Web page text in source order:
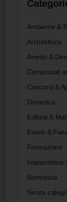
Ambiente &
Architettura
Arredo &
Comunicati
Concorsi &
Domotica
Edilizia &
Eventi &
Formazione
Impiantistica
Normativa
Senza